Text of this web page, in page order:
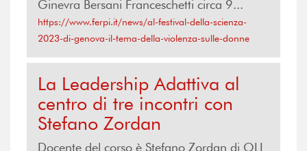
Ginevra Bersani Franceschetti circa 9...
https://www.ferpi.it/news/al-festival-della-scienza-
2023-di-genova-il-tema-della-violenza-sulle-donne
La Leadership Adattiva al
centro di tre incontri con
Stefano Zordan
Docente del corso è Stefano Zordan di OLI